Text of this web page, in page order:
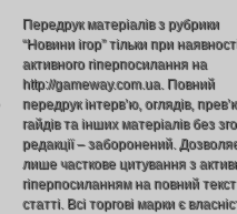
Передрук матеріалів з рубрики
“Новини ігор” тільки при
активного гіперпосилання на
http://gameway.com.ua. Повний
передрук інтерв’ю, оглядів,
гайдів та інших матеріалів без
редакції – заборонений.
лише часткове цитування з
гіперпосиланням на повний текст
статті. Всі торгові марки є